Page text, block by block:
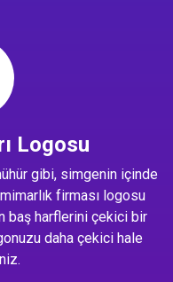
Logosu
gibi, simgenin içinde
firması logosu
baş harflerini çekici bir
daha çekici hale